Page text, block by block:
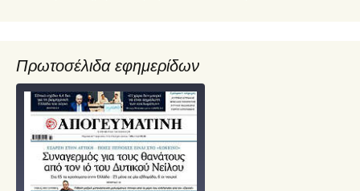
Πρωτοσέλιδα εφημερίδων